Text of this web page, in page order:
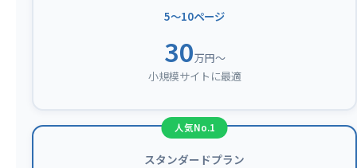
5〜10ページ
30万円〜
小規模サイトに最適
スタンダードプラン